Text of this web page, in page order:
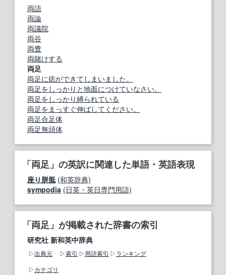
両語
両論
両議院
両谷
両豊
両賭けする
両足
両足に痣ができてしまいました。
両足をしっかりと地面につけていなさい。
両足をしっかり縛られている
両足をまっすぐ伸ばしてください。
両足合足体
両足無頭体
「両足」の英訳に関連した単語・英語表現
座り胼胝 (和英辞典)
sympodia (日英・英日専門用語)
「両足」が掲載された辞書の索引
研究社 新和英中辞典
出典元 索引 用語索引
ランキング
カテゴリ